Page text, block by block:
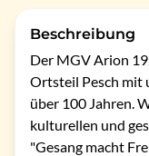
Beschreibung
Der MGV Arion
Ortsteil Pesch
über 100 Jahren.
kulturellen und
"Gesang macht